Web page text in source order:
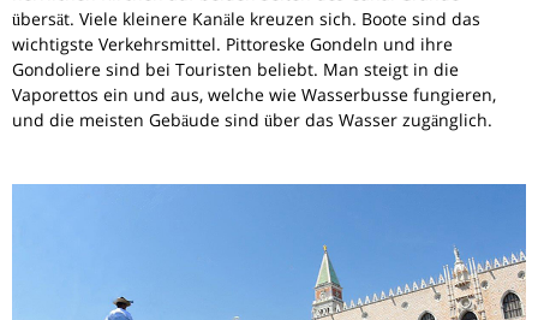
übersät. Viele kleinere Kanäle kreuzen sich. Boote sind das
wichtigste Verkehrsmittel. Pittoreske Gondeln und ihre
Gondoliere sind bei Touristen beliebt. Man steigt in die
Vaporettos ein und aus, welche wie Wasserbusse fungieren,
und die meisten Gebäude sind über das Wasser zugänglich.